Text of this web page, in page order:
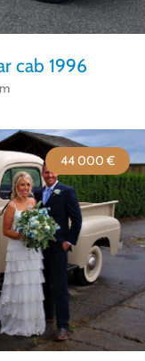
cab 1996
44 000 €